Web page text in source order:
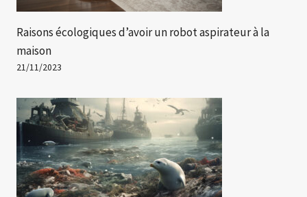
Raisons écologiques d’avoir un robot aspirateur à la
maison
21/11/2023